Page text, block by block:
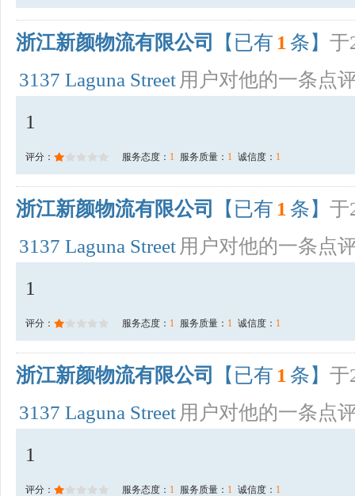
浙江新颜物流有限公司 【已有 1 条】 于
3137 Laguna Street 用户对他的一条点
1
评分： 服务态度： 1 服务质量： 1 诚信度： 1
浙江新颜物流有限公司 【已有 1 条】 于
3137 Laguna Street 用户对他的一条点
1
评分： 服务态度： 1 服务质量： 1 诚信度： 1
浙江新颜物流有限公司 【已有 1 条】 于
3137 Laguna Street 用户对他的一条点
1
评分： 服务态度： 1 服务质量： 1 诚信度： 1